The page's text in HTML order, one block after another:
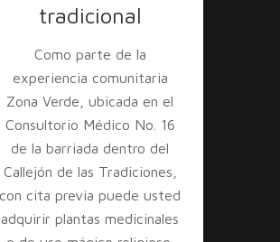
tradicional
Como parte de la
experiencia comunitaria
Zona Verde, ubicada en el
Consultorio Médico No. 16
de la barriada dentro del
Callejón de las Tradiciones,
con cita previa puede usted
adquirir plantas medicinales